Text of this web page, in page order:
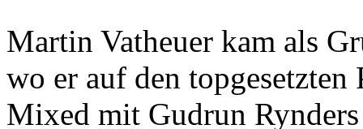
Martin Vatheuer kam als
wo er auf den
Mixed mit Gudrun